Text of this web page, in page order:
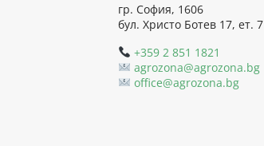
гр. София, 1606
бул. Христо Ботев 17, ет. 7
+359 2 851 1821
agrozona@agrozona.bg
office@agrozona.bg